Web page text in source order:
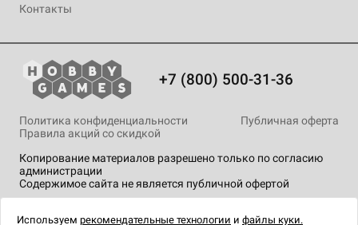
Контакты
+7 (800) 500-31-36
Копирование материалов разрешено только по согласию
администрации
Содержимое сайта не является публичной офертой
Политика конфиденциальности
Публичная оферта
Правила акций со скидкой
технологии .
Используем рекомендательные технологии и файлы куки.